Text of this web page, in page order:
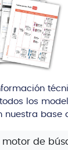
los
nuestra base
motor de